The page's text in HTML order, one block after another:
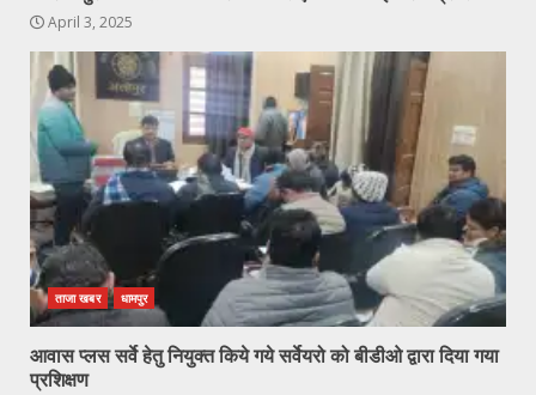
April 3, 2025
ताजा खबर धामपुर
आवास प्लस सर्वे हेतु नियुक्त किये गये सर्वेयरो को बीडीओ द्वारा दिया गया
प्रशिक्षण